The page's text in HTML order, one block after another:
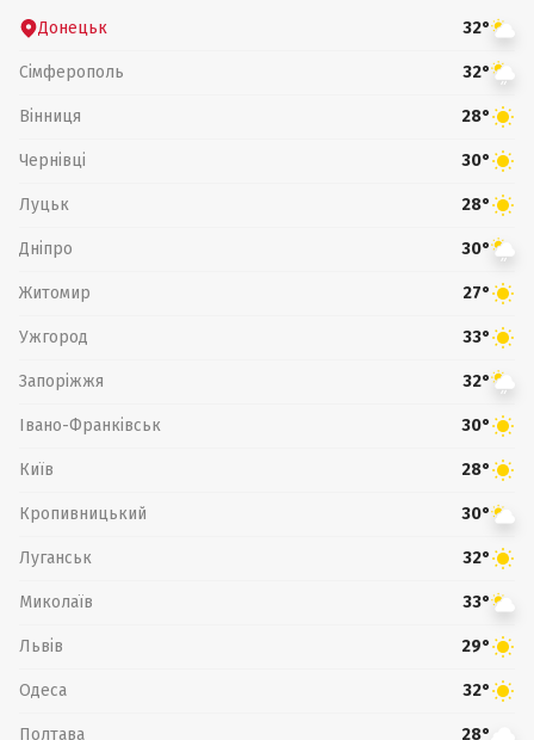
Донецьк 32°
Сімферополь 32°
Вінниця 28°
Чернівці 30°
Луцьк 28°
Дніпро 30°
Житомир 27°
Ужгород 33°
Запоріжжя 32°
Івано-Франківськ 30°
Київ 28°
Кропивницький 30°
Луганськ 32°
Миколаїв 33°
Львів 29°
Одеса 32°
Полтава 28°